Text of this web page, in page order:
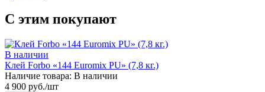
С этим покупают
В наличии
Клей Forbo «144 Euromix PU» (7,8 кг.)
Наличие товара: В наличии
4 900 руб./шт